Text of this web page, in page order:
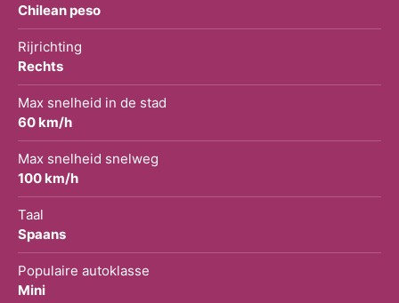
Chilean peso
Rijrichting
Rechts
Max snelheid in de stad
60 km/h
Max snelheid snelweg
100 km/h
Taal
Spaans
Populaire autoklasse
Mini